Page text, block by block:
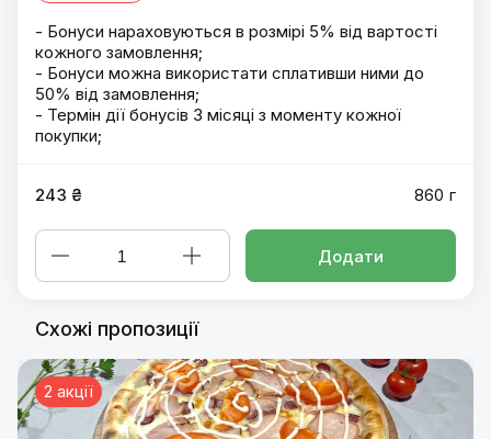
- Бонуси нараховуються в розмірі 5% від вартості
кожного замовлення;
- Бонуси можна використати сплативши ними до
50% від замовлення;
- Термін дії бонусів 3 місяці з моменту кожної
покупки;
243 ₴ 860 г
Додати
Схожі пропозиції
2 акції